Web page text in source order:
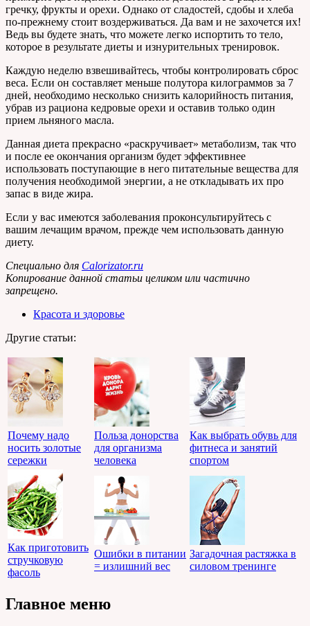
гречку, фрукты и орехи. Однако от сладостей, сдобы и хлеба
по-прежнему стоит воздерживаться. Да вам и не захочется их!
Ведь вы будете знать, что можете легко испортить то тело,
которое в результате диеты и изнурительных тренировок.
Каждую неделю взвешивайтесь, чтобы контролировать сброс
веса. Если он составляет меньше полутора килограммов за 7
дней, необходимо несколько снизить калорийность питания,
убрав из рациона кедровые орехи и оставив только один
прием льняного масла.
Данная диета прекрасно «раскручивает» метаболизм, так что
и после ее окончания организм будет эффективнее
использовать поступающие в него питательные вещества для
получения необходимой энергии, а не откладывать их про
запас в виде жира.
Если у вас имеются заболевания проконсультируйтесь с
вашим лечащим врачом, прежде чем использовать данную
диету.
Специально для Calorizator.ru
Копирование данной статьи целиком или частично
запрещено.
Красота и здоровье
Другие статьи:
Почему надо
носить золотые
сережки
Польза донорства
для организма
человека
Как выбрать обувь для
фитнеса и занятий
спортом
Как приготовить
стручковую
фасоль
Ошибки в питании
= излишний вес
Загадочная растяжка в
силовом тренинге
Главное меню